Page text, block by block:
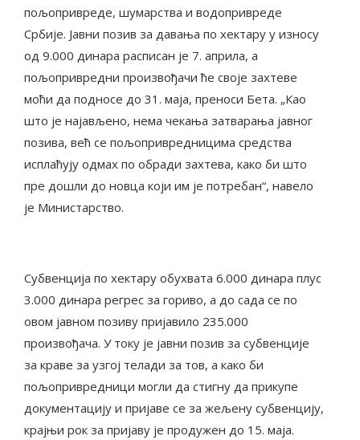
пољопривреде, шумарства и водопривреде
Србије. Јавни позив за давања по хектару у износу
од 9.000 динара расписан је 7. априла, а
пољопривредни произвођачи ће своје захтеве
моћи да подносе до 31. маја, преноси Бета. „Као
што је најављено, нема чекања затварања јавног
позива, већ се пољопривредницима средства
исплаћују одмах по обради захтева, како би што
пре дошли до новца који им је потребан“, навело
је Министарство.
Субвенција по хектару обухвата 6.000 динара плус
3.000 динара регрес за гориво, а до сада се по
овом јавном позиву пријавило 235.000
произвођача. У току је јавни позив за субвенције
за краве за узгој телади за тов, а како би
пољопривредници могли да стигну да прикупе
документацију и пријаве се за жељену субвенцију,
крајњи рок за пријаву је продужен до 15. маја.